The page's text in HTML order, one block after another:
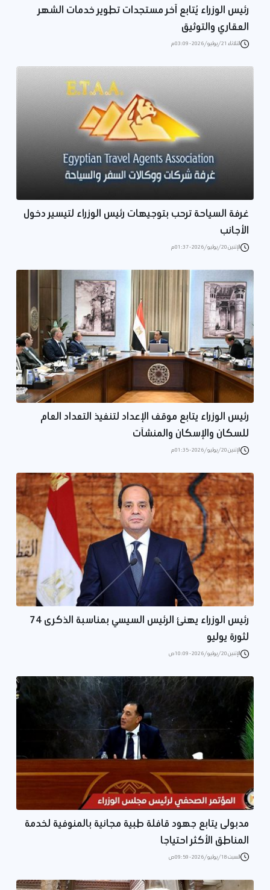
رئيس الوزراء يُتابع آخر مستجدات تطوير خدمات الشهر
العقاري والتوثيق
الثلاثاء 21/يوليو/2026 - 03:09 م
غرفة السياحة ترحب بتوجيهات رئيس الوزراء لتيسير دخول
الأجانب
الإثنين 20/يوليو/2026 - 01:37 م
رئيس الوزراء يتابع موقف الإعداد لتنفيذ التعداد العام
للسكان والإسكان والمنشآت
الإثنين 20/يوليو/2026 - 01:35 م
رئيس الوزراء يهنئ الرئيس السيسي بمناسبة الذكرى 74
لثورة يوليو
الإثنين 20/يوليو/2026 - 10:09 ص
مدبولى يتابع جهود قافلة طبية مجانية بالمنوفية لخدمة
المناطق الأكثر احتياجا
السبت 18/يوليو/2026 - 09:59 ص